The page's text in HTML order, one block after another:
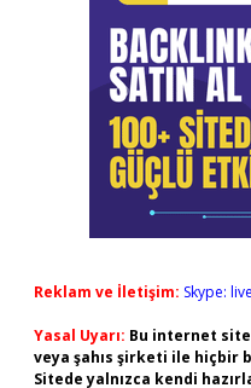
Reklam ve İletişim: Skype:
Yasal Uyarı: Bu internet
veya şahıs şirketi ile hiçbir
Sitede yalnızca kendi